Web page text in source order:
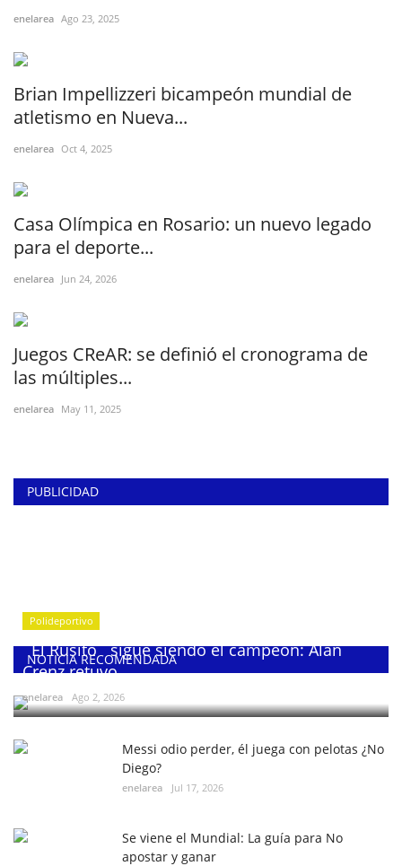
enelarea Ago 23, 2025
Brian Impellizzeri bicampeón mundial de
atletismo en Nueva...
enelarea Oct 4, 2025
Casa Olímpica en Rosario: un nuevo legado
para el deporte...
enelarea Jun 24, 2026
Juegos CReAR: se definió el cronograma de
las múltiples...
enelarea May 11, 2025
PUBLICIDAD
NOTICIA RECOMENDADA
Polideportivo
¨El Rusito¨ sigue siendo el campeón: Alan
Crenz retuvo...
enelarea Ago 2, 2026
Messi odio perder, él juega con pelotas ¿No
Diego?
enelarea Jul 17, 2026
Se viene el Mundial: La guía para No
apostar y ganar